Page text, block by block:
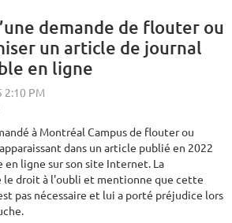
demande de flouter ou
un article de journal
en ligne
à Montréal Campus de flouter ou
dans un article publié en 2022
en ligne sur son site Internet. La
le droit à l'oubli et mentionne que cette
pas nécessaire et lui a porté préjudice lors